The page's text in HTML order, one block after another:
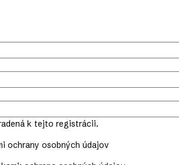
k tejto registrácii.
ochrany osobných údajov